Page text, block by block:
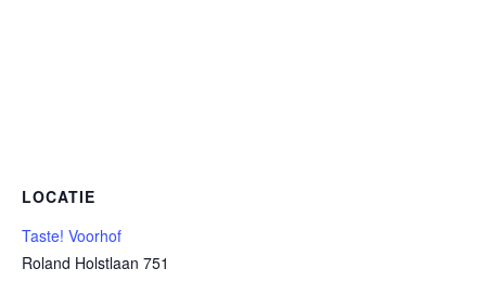
LOCATIE
Taste! Voorhof
Roland Holstlaan 751